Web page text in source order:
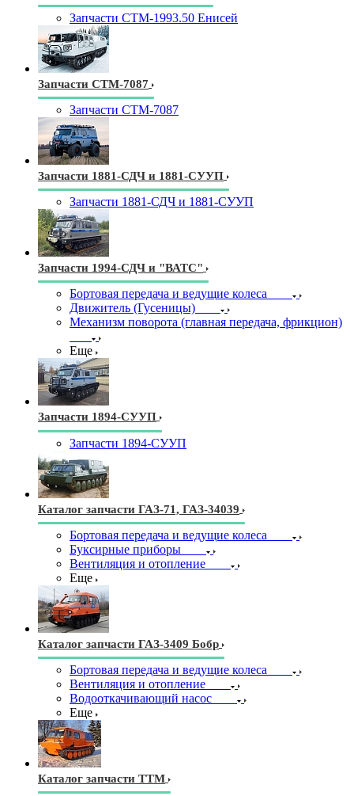
Запчасти СТМ-1993.50 Енисей
Запчасти СТМ-7087
Запчасти СТМ-7087
Запчасти 1881-СДЧ и 1881-СУУП
Запчасти 1881-СДЧ и 1881-СУУП
Запчасти 1994-СДЧ и "ВАТС"
Бортовая передача и ведущие колеса
Движитель (Гусеницы)
Механизм поворота (главная передача, фрикцион)
Еще
Запчасти 1894-СУУП
Запчасти 1894-СУУП
Каталог запчасти ГАЗ-71, ГАЗ-34039
Бортовая передача и ведущие колеса
Буксирные приборы
Вентиляция и отопление
Еще
Каталог запчасти ГАЗ-3409 Бобр
Бортовая передача и ведущие колеса
Вентиляция и отопление
Водооткачивающий насос
Еще
Каталог запчасти ТТМ